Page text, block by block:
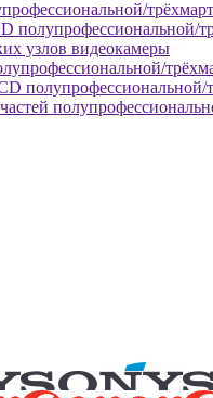
полупрофессиональной/
узлов видеокамеры
полупрофессиональной/